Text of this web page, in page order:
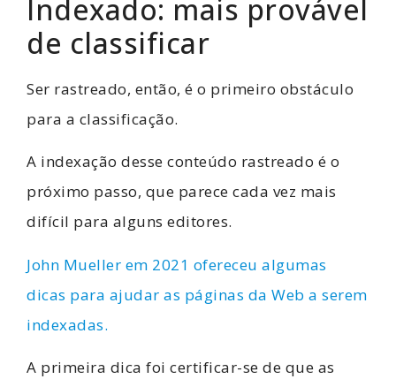
Indexado: mais provável
de classificar
Ser rastreado, então, é o primeiro obstáculo
para a classificação.
A indexação desse conteúdo rastreado é o
próximo passo, que parece cada vez mais
difícil para alguns editores.
John Mueller em 2021 ofereceu algumas
dicas para ajudar as páginas da Web a serem
indexadas.
A primeira dica foi certificar-se de que as